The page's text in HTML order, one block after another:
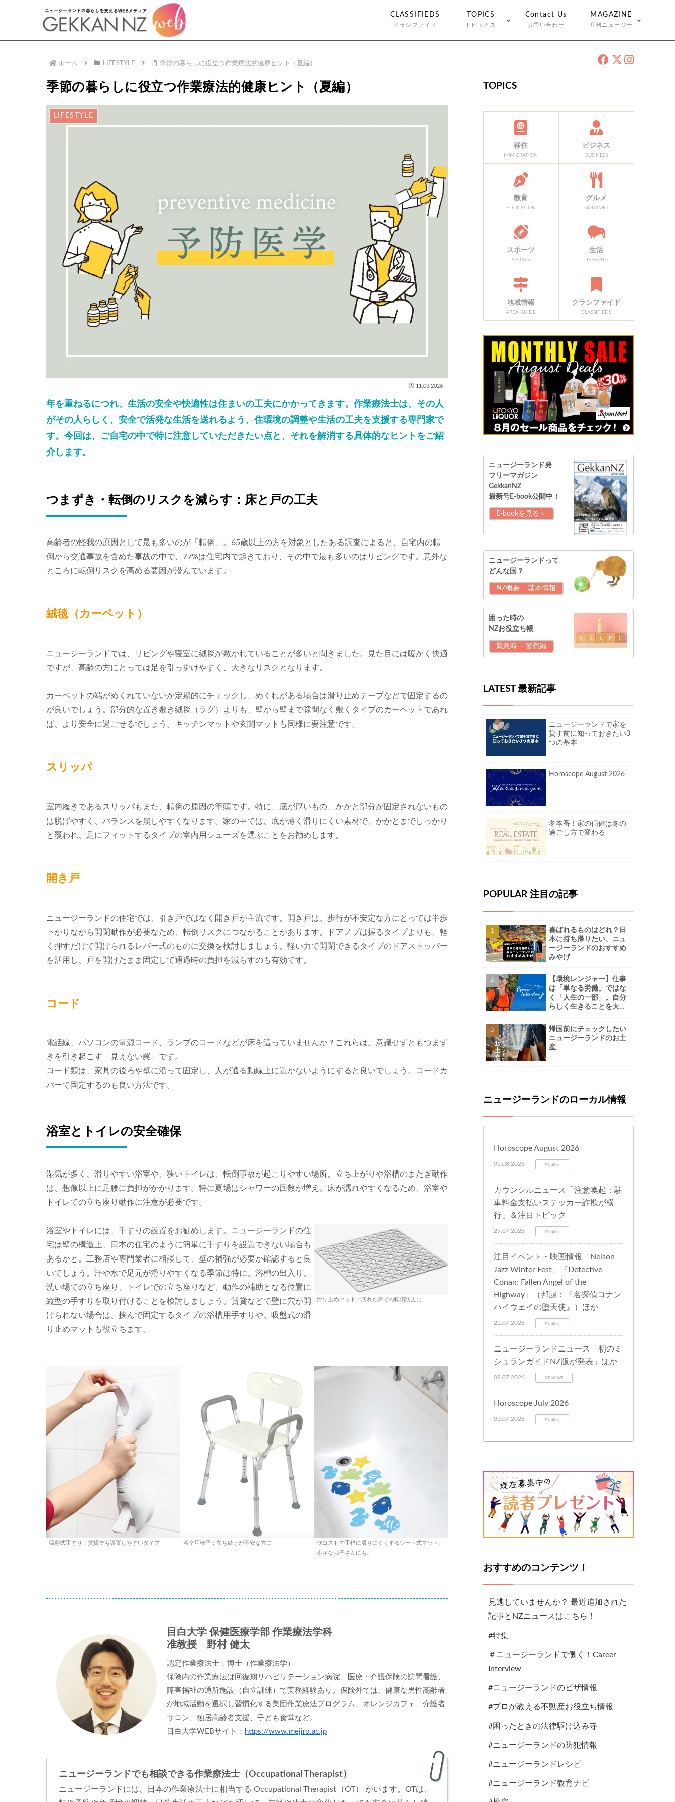
CLASSIFIEDS
クラシファイド
TOPICS
トピックス
Contact Us
お問い合わせ
MAGAZINE
月刊ニュージー
ホーム LIFESTYLE 季節の暮らしに役立つ作業療法的健康ヒント（夏編）
季節の暮らしに役立つ作業療法的健康ヒント（夏編）
LIFESTYLE
11.03.2026
年を重ねるにつれ、生活の安全や快適性は住まいの工夫にかかってきます。作業療法士は、その人
がその人らしく、安全で活発な生活を送れるよう、住環境の調整や生活の工夫を支援する専門家で
す。今回は、ご自宅の中で特に注意していただきたい点と、それを解消する具体的なヒントをご紹
介します。
つまずき・転倒のリスクを減らす：床と戸の工夫
高齢者の怪我の原因として最も多いのが「転倒」。65歳以上の方を対象としたある調査によると、自宅内の転
倒から交通事故を含めた事故の中で、77%は住宅内で起きており、その中で最も多いのはリビングです。意外な
ところに転倒リスクを高める要因が潜んでいます。
絨毯（カーペット）
ニュージーランドでは、リビングや寝室に絨毯が敷かれていることが多いと聞きました。見た目には暖かく快適
ですが、高齢の方にとっては足を引っ掛けやすく、大きなリスクとなります。
カーペットの端がめくれていないか定期的にチェックし、めくれがある場合は滑り止めテープなどで固定するの
が良いでしょう。部分的な置き敷き絨毯（ラグ）よりも、壁から壁まで隙間なく敷くタイプのカーペットであれ
ば、より安全に過ごせるでしょう。キッチンマットや玄関マットも同様に要注意です。
スリッパ
室内履きであるスリッパもまた、転倒の原因の筆頭です。特に、底が厚いもの、かかと部分が固定されないもの
は脱げやすく、バランスを崩しやすくなります。家の中では、底が薄く滑りにくい素材で、かかとまでしっかり
と覆われ、足にフィットするタイプの室内用シューズを選ぶことをお勧めします。
開き戸
ニュージーランドの住宅では、引き戸ではなく開き戸が主流です。開き戸は、歩行が不安定な方にとっては半歩
下がりながら開閉動作が必要なため、転倒リスクにつながることがあります。ドアノブは握るタイプよりも、軽
く押すだけで開けられるレバー式のものに交換を検討しましょう。軽い力で開閉できるタイプのドアストッパー
を活用し、戸を開けたまま固定して通過時の負担を減らすのも有効です。
コード
電話線、パソコンの電源コード、ランプのコードなどが床を這っていませんか？これらは、意識せずともつまず
きを引き起こす「見えない罠」です。
コード類は、家具の後ろや壁に沿って固定し、人が通る動線上に置かないようにすると良いでしょう。コードカ
バーで固定するのも良い方法です。
浴室とトイレの安全確保
湿気が多く、滑りやすい浴室や、狭いトイレは、転倒事故が起こりやすい場所。立ち上がりや浴槽のまたぎ動作
は、想像以上に足腰に負担がかかります。特に夏場はシャワーの回数が増え、床が濡れやすくなるため、浴室や
トイレでの立ち座り動作に注意が必要です。
浴室やトイレには、手すりの設置をお勧めします。ニュージーランドの住
宅は壁の構造上、日本の住宅のように簡単に手すりを設置できない場合も
あるかと。工務店や専門業者に相談して、壁の補強が必要か確認すると良
いでしょう。汗や水で足元が滑りやすくなる季節は特に、浴槽の出入り、
洗い場での立ち座り、トイレでの立ち座りなど、動作の補助となる位置に
縦型の手すりを取り付けることを検討しましょう。賃貸などで壁に穴が開
けられない場合は、挟んで固定するタイプの浴槽用手すりや、吸盤式の滑
り止めマットも役立ちます。
滑り止めマット：濡れた床での転倒防止に
吸盤式手すり：賃貸でも設置しやすいタイプ 浴室用椅子：立ち続けが不安な方に
低コストで手軽に滑りにくくするシート式マット。
小さなお子さんにも。
目白大学 保健医療学部 作業療法学科
准教授 野村 健太
認定作業療法士，博士（作業療法学）
保険内の作業療法は回復期リハビリテーション病院、医療・介護保険の訪問看護、
障害福祉の通所施設（自立訓練）で実務経験あり。保険外では、健康な男性高齢者
が地域活動を選択し習慣化する集団作業療法プログラム、オレンジカフェ、介護者
サロン、独居高齢者支援、子ども食堂など。
目白大学WEBサイト： https://www.mejiro.ac.jp
ニュージーランドでも相談できる作業療法士（Occupational Therapist）
ニュージーランドには、日本の作業療法士に相当する Occupational Therapist（OT） がいます。OTは、
TOPICS
移住
IMMIGRATION
ビジネス
BUSINESS
教育
EDUCATION
グルメ
GOURMET
スポーツ
SPORTS
生活
LIFESTYLE
地域情報
AREA GUIDE
クラシファイド
CLASSIFIEDS
ニュージーランド発
フリーマガジン
GekkanNZ
最新号E-book公開中！
E-bookを見る＞
ニュージーランドって
どんな国？
NZ概要 – 基本情報
困った時の
NZお役立ち帳
緊急時 – 警察編
LATEST 最新記事
ニュージーランドで家を
貸す前に知っておきたい3
つの基本
Horoscope August 2026
冬本番！家の価値は冬の
過ごし方で変わる
POPULAR 注目の記事
喜ばれるものはどれ？日
本に持ち帰りたい、ニュ
ージーランドのおすすめ
みやげ
【環境レンジャー】仕事
は「単なる労働」ではな
く「人生の一部」。自分
らしく生きることを大切
帰国前にチェックしたい
ニュージーランドのお土
産
ニュージーランドのローカル情報
Horoscope August 2026
05.08.2026 Monthly
カウンシルニュース「注意喚起：駐
車料金支払いステッカー詐欺が横
行」＆注目トピック
29.07.2026 Monthly
注目イベント・映画情報「Nelson
Jazz Winter Fest」『Detective
Conan: Fallen Angel of the
Highway』（邦題：『名探偵コナン
ハイウェイの堕天使』）ほか
22.07.2026 Monthly
ニュージーランドニュース「初のミ
シュランガイドNZ版が発表」ほか
09.07.2026 NZ NEWS
Horoscope July 2026
03.07.2026 Monthly
おすすめのコンテンツ！
見逃していませんか？ 最近追加された
記事とNZニュースはこちら！
#特集
＃ニュージーランドで働く！Career
Interview
#ニュージーランドのビザ情報
#プロが教える不動産お役立ち情報
#困ったときの法律駆け込み寺
#ニュージーランドの防犯情報
#ニュージーランドレシピ
#ニュージーランド教育ナビ